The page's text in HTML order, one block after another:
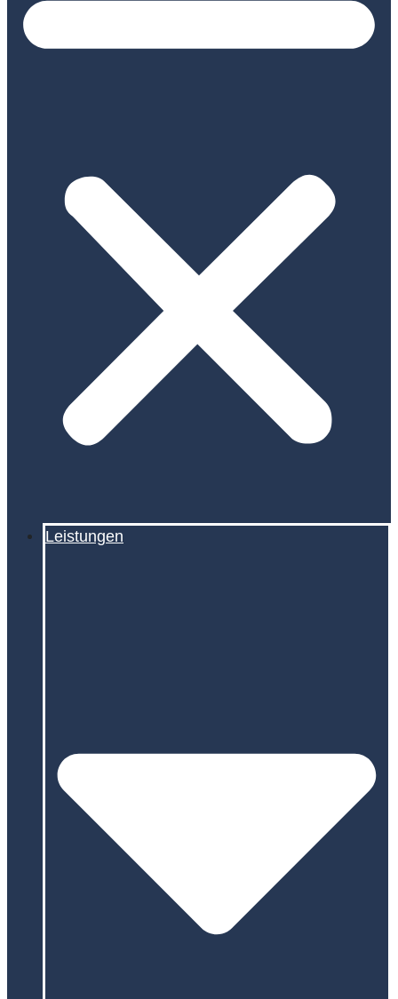
Leistungen